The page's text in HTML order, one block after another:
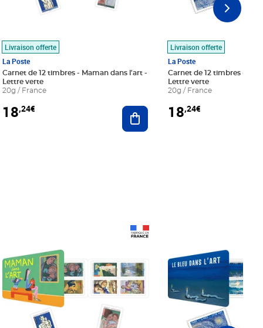
au panier
Livraison offerte
La Poste
Carnet de 12 timbres - Maman dans l'art -
Lettre verte
20g / France
18,24€ Ajouter au panier
Livraison offerte
La Poste
Carnet de 12 timbres - Le
Lettre verte
20g / France
18,24€